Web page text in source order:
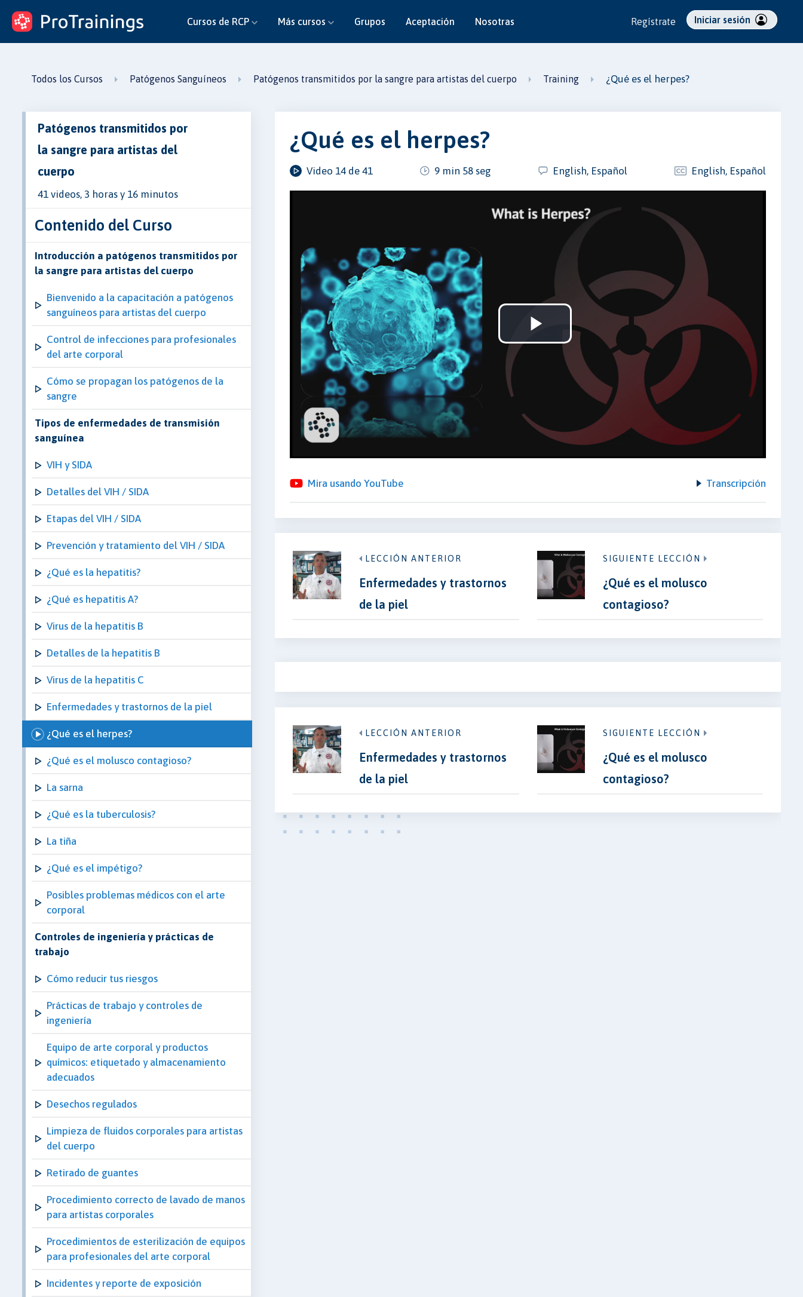
ProTrainings.com
un curso de ProTrainings
Cursos de RCP Más cursos Grupos Aceptación Nosotras Regístrate Iniciar sesión
Todos los Cursos Patógenos Sanguíneos Patógenos transmitidos por la sangre para artistas del cuerpo Training ¿Qué es el herpes?
Patógenos transmitidos por
la sangre para artistas del
cuerpo
41 videos, 3 horas y 16 minutos
Contenido del Curso
Introducción a patógenos transmitidos por
la sangre para artistas del cuerpo
Bienvenido a la capacitación a patógenos
sanguíneos para artistas del cuerpo
Control de infecciones para profesionales
del arte corporal
Cómo se propagan los patógenos de la
sangre
Tipos de enfermedades de transmisión
sanguínea
VIH y SIDA
Detalles del VIH / SIDA
Etapas del VIH / SIDA
Prevención y tratamiento del VIH / SIDA
¿Qué es la hepatitis?
¿Qué es hepatitis A?
Virus de la hepatitis B
Detalles de la hepatitis B
Virus de la hepatitis C
Enfermedades y trastornos de la piel
¿Qué es el herpes?
¿Qué es el molusco contagioso?
La sarna
¿Qué es la tuberculosis?
La tiña
¿Qué es el impétigo?
Posibles problemas médicos con el arte
corporal
Controles de ingeniería y prácticas de
trabajo
Cómo reducir tus riesgos
Prácticas de trabajo y controles de
ingeniería
Equipo de arte corporal y productos
químicos: etiquetado y almacenamiento
adecuados
Desechos regulados
Limpieza de fluidos corporales para artistas
del cuerpo
Retirado de guantes
Procedimiento correcto de lavado de manos
para artistas corporales
Procedimientos de esterilización de equipos
para profesionales del arte corporal
Incidentes y reporte de exposición
¿Qué es el herpes?
Video 14 de 41 9 min 58 seg English, Español English, Español
Play
Video
Mira usando YouTube Transcripción
LECCIÓN ANTERIOR
Enfermedades y trastornos
de la piel
SIGUIENTE LECCIÓN
¿Qué es el molusco
contagioso?
LECCIÓN ANTERIOR
Enfermedades y trastornos
de la piel
SIGUIENTE LECCIÓN
¿Qué es el molusco
contagioso?